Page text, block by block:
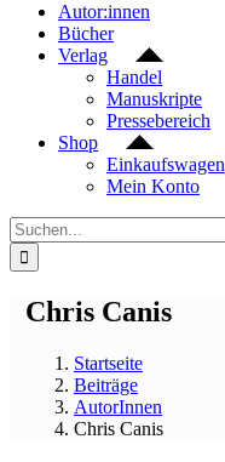
Autor:innen
Bücher
Verlag
Handel
Manuskripte
Pressebereich
Shop
Einkaufswagen
Mein Konto
Suche
nach:
Chris Canis
Startseite
Beiträge
AutorInnen
Chris Canis